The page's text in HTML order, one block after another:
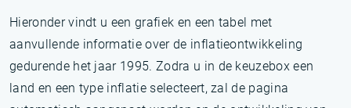
Hieronder vindt u een grafiek en een tabel met
aanvullende informatie over de inflatieontwikkeling
gedurende het jaar 1995. Zodra u in de keuzebox een
land en een type inflatie selecteert, zal de pagina